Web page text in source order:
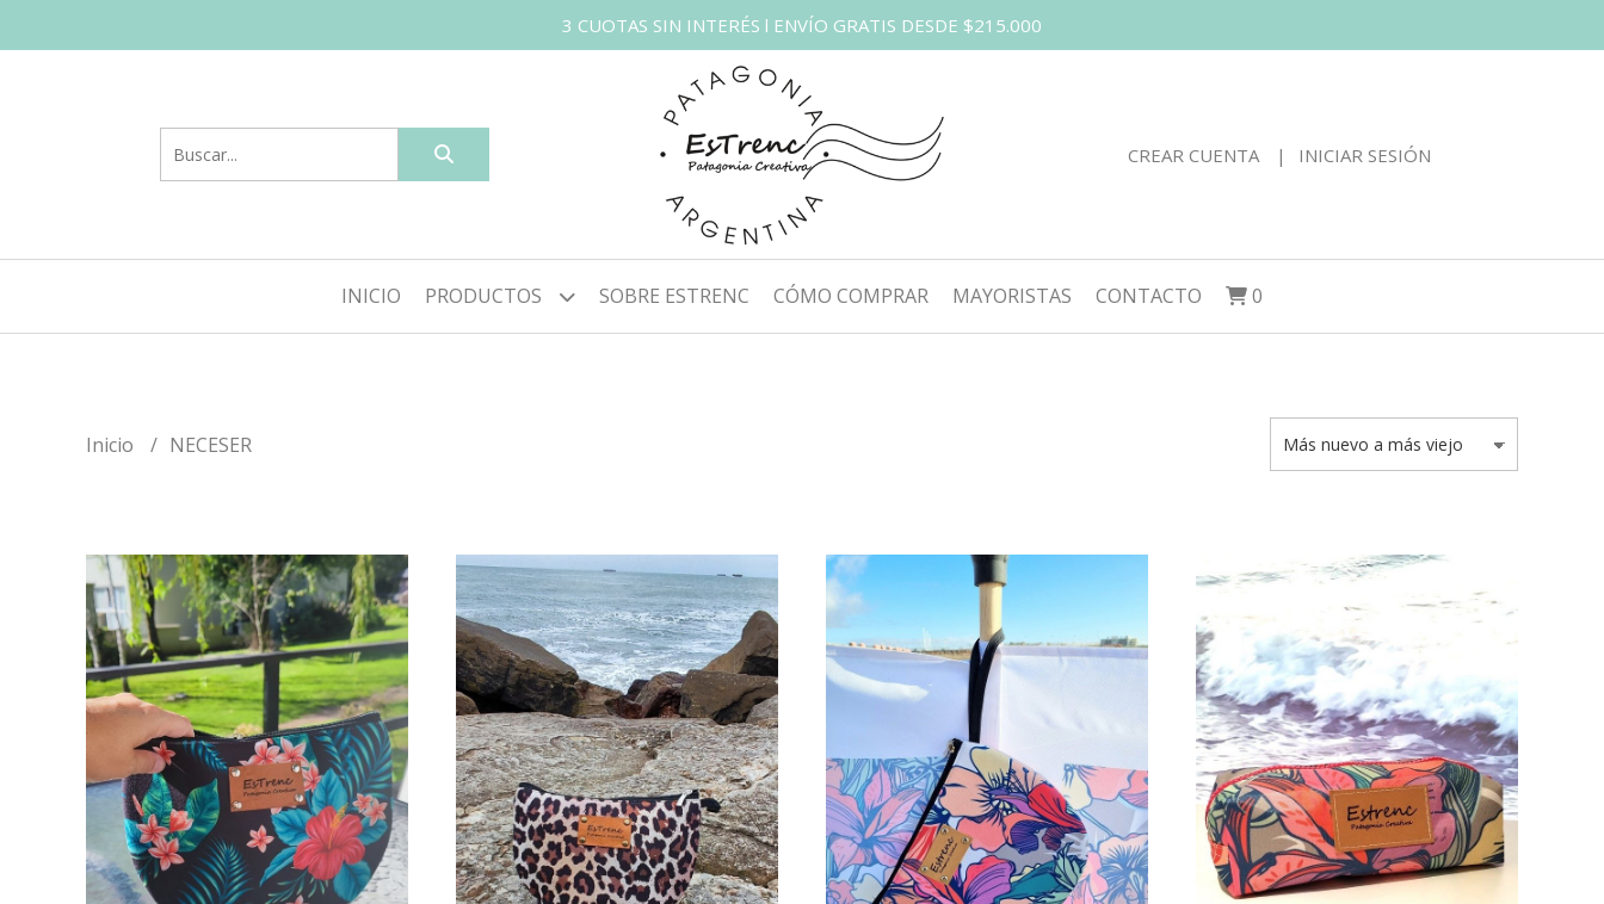
3 CUOTAS SIN INTERÉS l ENVÍO GRATIS DESDE $215.000
CREAR CUENTA INICIAR SESIÓN
INICIO PRODUCTOS SOBRE ESTRENC CÓMO COMPRAR MAYORISTAS CONTACTO 0
Inicio NECESER